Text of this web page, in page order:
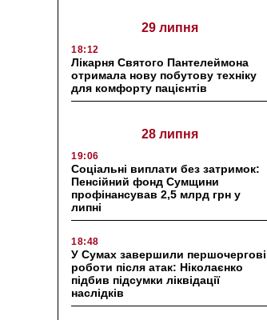
29 липня
18:12
Лікарня Святого Пантелеймона
отримала нову побутову техніку
для комфорту пацієнтів
28 липня
19:06
Соціальні виплати без затримок:
Пенсійний фонд Сумщини
профінансував 2,5 млрд грн у
липні
18:48
У Сумах завершили першочергові
роботи після атак: Ніколаєнко
підбив підсумки ліквідації
наслідків